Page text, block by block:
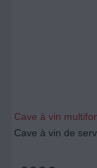
Cave à vin
Cave à vin de